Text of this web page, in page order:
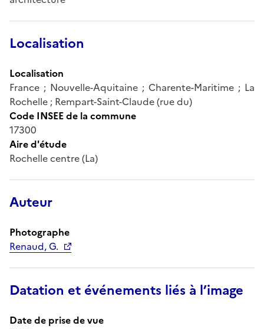
Localisation
Localisation
France ; Nouvelle-Aquitaine ; Charente-Maritime ; La
Rochelle ; Rempart-Saint-Claude (rue du)
Code INSEE de la commune
17300
Aire d'étude
Rochelle centre (La)
Auteur
Photographe
Renaud, G.
Datation et événements liés à l’image
Date de prise de vue